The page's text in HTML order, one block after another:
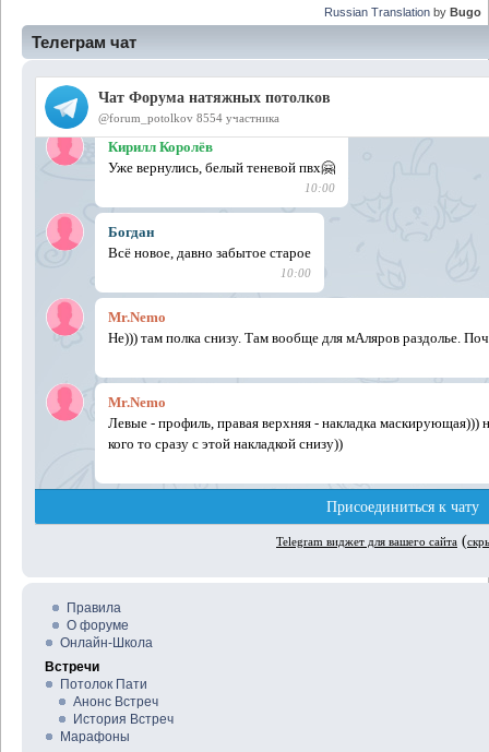
Телеграм чат
Правила
О форуме
Онлайн-Школа
Встречи
Потолок Пати
Анонс Встреч
История Встреч
Марафоны
Russian Translation by Bugo